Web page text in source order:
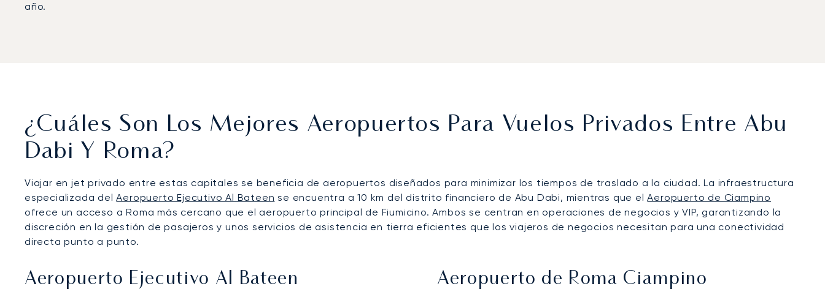
año.
¿Cuáles Son Los Mejores Aeropuertos Para Vuelos Privados Entre Abu
Dabi Y Roma?
Viajar en jet privado entre estas capitales se beneficia de aeropuertos diseñados para minimizar los tiempos de traslado a la ciudad. La infraestructura
especializada delAeropuerto Ejecutivo Al Bateen se encuentra a 10 km del distrito financiero de Abu Dabi, mientras que elAeropuerto de Ciampino
ofrece un acceso a Roma más cercano que el aeropuerto principal de Fiumicino. Ambos se centran en operaciones de negocios y VIP, garantizando la
discreción en la gestión de pasajeros y unos servicios de asistencia en tierra eficientes que los viajeros de negocios necesitan para una conectividad
directa punto a punto.
Aeropuerto Ejecutivo Al Bateen Aeropuerto de Roma Ciampino